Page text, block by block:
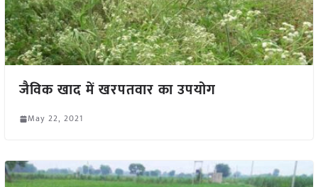
जैविक खाद में खरपतवार का उपयोग
May 22, 2021